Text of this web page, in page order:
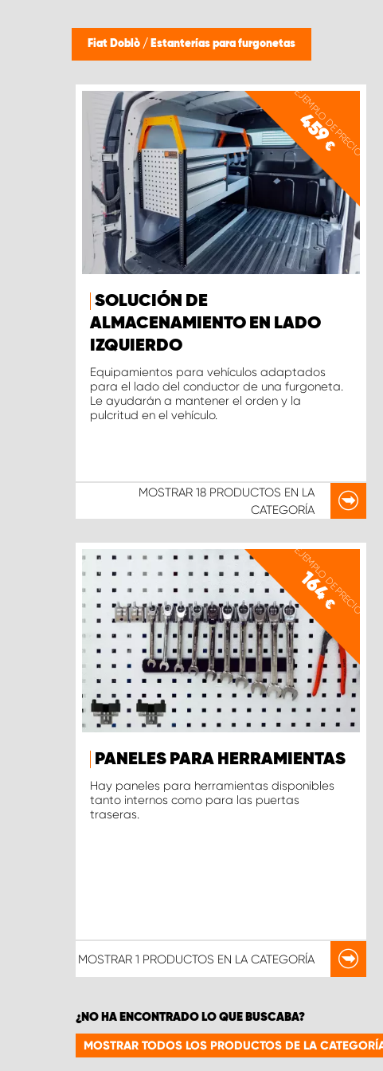
Fiat Doblò / Estanterías para furgonetas
EJEMPLO DE PRECIO
459
€
SOLUCIÓN DE
ALMACENAMIENTO EN LADO
IZQUIERDO
Equipamientos para vehículos adaptados
para el lado del conductor de una furgoneta.
Le ayudarán a mantener el orden y la
pulcritud en el vehículo.
MOSTRAR18 PRODUCTOS EN LA
CATEGORÍA
EJEMPLO DE PRECIO
164
€
PANELES PARA HERRAMIENTAS
Hay paneles para herramientas disponibles
tanto internos como para las puertas
traseras.
MOSTRAR 1 PRODUCTOS EN LA CATEGORÍA
¿NO HA ENCONTRADO LO QUE BUSCABA?
MOSTRAR TODOS LOS PRODUCTOS DE LA